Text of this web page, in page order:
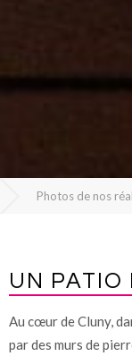
Photos de nos
UN PATIO
Au cœur de Cluny,
par des murs de